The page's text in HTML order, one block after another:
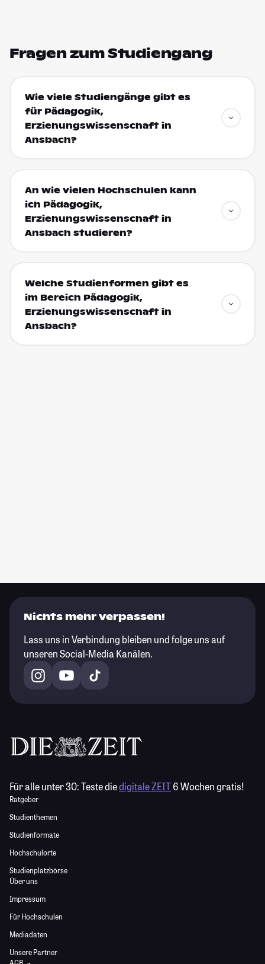
Fragen zum Studiengang
Wie viele Studiengänge gibt es
für Pädagogik,
Erziehungswissenschaft in
Ansbach?
An wie vielen Hochschulen kann
ich Pädagogik,
Erziehungswissenschaft in
Ansbach studieren?
Welche Studienformen gibt es
im Bereich Pädagogik,
Erziehungswissenschaft in
Ansbach?
Nichts mehr verpassen!
Lass uns in Verbindung bleiben und folge uns auf
unseren Social-Media Kanälen.
Für alle unter 30:Teste diedigitale ZEIT6 Wochen gratis!
Ratgeber
Studienthemen
Studienformate
Hochschulorte
Studienplatzbörse
Über uns
Impressum
Für Hochschulen
Mediadaten
Unsere Partner